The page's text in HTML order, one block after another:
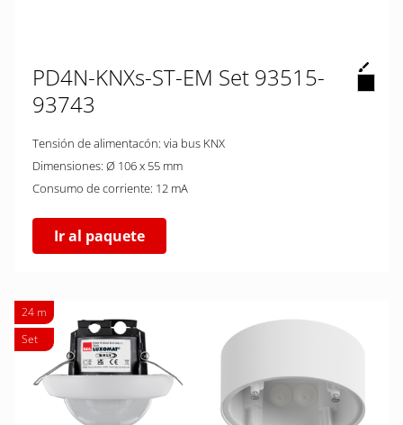
PD4N-KNXs-ST-EM Set 93515-
93743
Tensión de alimentacón: via bus KNX
Dimensiones: Ø 106 x 55 mm
Consumo de corriente: 12 mA
Ir al paquete
24 m
Set